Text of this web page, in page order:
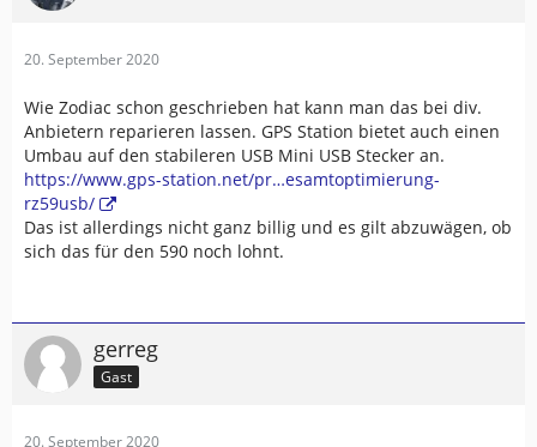
20. September 2020
Wie Zodiac schon geschrieben hat kann man das bei div.
Anbietern reparieren lassen. GPS Station bietet auch einen
Umbau auf den stabileren USB Mini USB Stecker an.
https://www.gps-station.net/pr…esamtoptimierung-
rz59usb/
Das ist allerdings nicht ganz billig und es gilt abzuwägen, ob
sich das für den 590 noch lohnt.
gerreg
Gast
20. September 2020